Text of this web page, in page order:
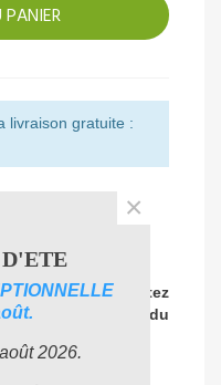
livraison gratuite :
?Contactez
dans
le choix du
2026.
×